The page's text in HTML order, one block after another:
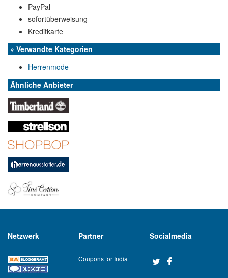
PayPal
sofortüberweisung
Kreditkarte
» Verwandte Kategorien
Herrenmode
Ähnliche Anbieter
Netzwerk Partner
Coupons for India
Socialmedia